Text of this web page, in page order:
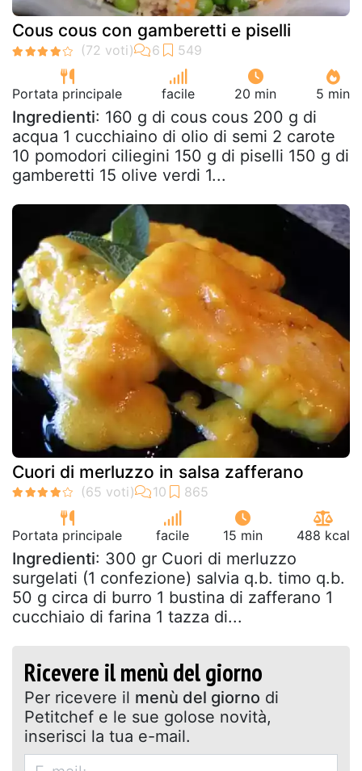
Cous cous con gamberetti e piselli
Portata principale facile 20 min 5 min
Ingredienti: 160 g di cous cous 200 g di
acqua 1 cucchiaino di olio di semi 2 carote
10 pomodori ciliegini 150 g di piselli 150 g di
gamberetti 15 olive verdi 1...
Cuori di merluzzo in salsa zafferano
Portata principale facile 15 min 488 kcal
Ingredienti: 300 gr Cuori di merluzzo
surgelati (1 confezione) salvia q.b. timo q.b.
50 g circa di burro 1 bustina di zafferano 1
cucchiaio di farina 1 tazza di...
Ricevere il menù del giorno
Per ricevere il menù del giorno di
Petitchef e le sue golose novità,
inserisci la tua e-mail.